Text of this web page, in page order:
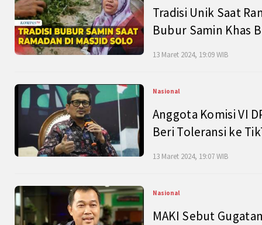
Tradisi Unik Saat
Bubur Samin Khas
13 Maret 2024, 19:09 WIB
Nasional
Anggota Komisi VI
Beri Toleransi ke
13 Maret 2024, 19:07 WIB
Nasional
MAKI Sebut